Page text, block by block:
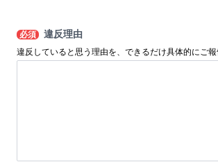
必須 違反理由
違反していると思う理由を、できるだけ具体的にご報